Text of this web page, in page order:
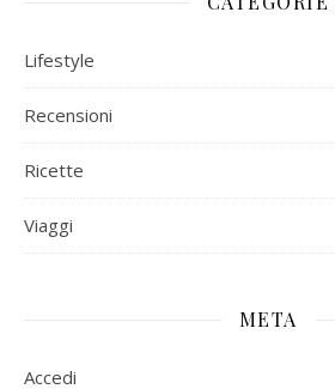
Lifestyle
Recensioni
Ricette
Viaggi
META
Accedi